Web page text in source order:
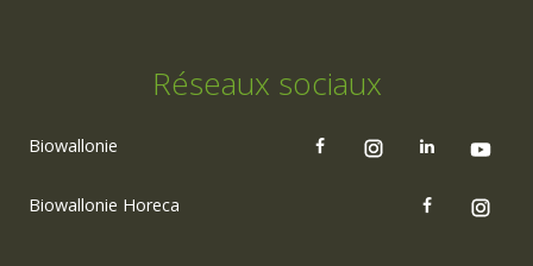
Réseaux sociaux
Biowallonie
Biowallonie Horeca